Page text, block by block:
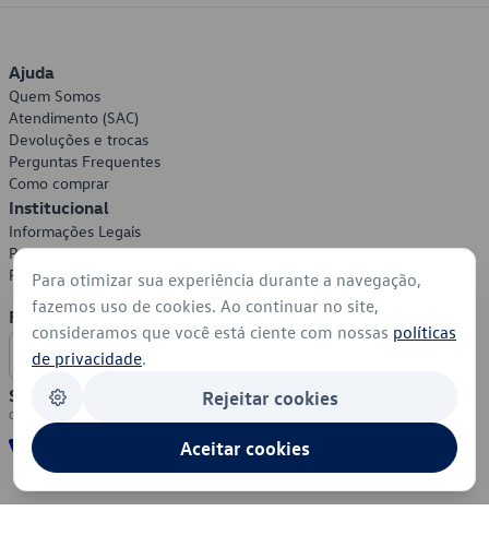
Ajuda
Quem Somos
Atendimento (SAC)
Devoluções e trocas
Perguntas Frequentes
Como comprar
Institucional
Informações Legais
Política de Privacidade
Política de Cookies
Formas de Pagamento
Segurança
Para otimizar sua experiência durante a navegação,
fazemos uso de cookies. Ao continuar no site,
consideramos que você está ciente com nossas políticas
de privacidade.
Rejeitar cookies
Aceitar cookies